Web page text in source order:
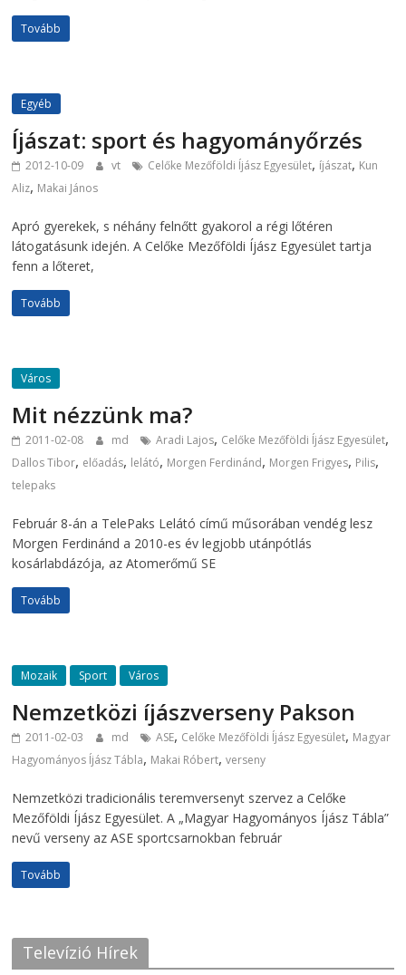
Tovább
Egyéb
Íjászat: sport és hagyományőrzés
2012-10-09 vt Celőke Mezőföldi Íjász Egyesület, íjászat, Kun
Aliz, Makai János
Apró gyerekek, s néhány felnőtt gyakorol a régi lőtéren
látogatásunk idején. A Celőke Mezőföldi Íjász Egyesület tartja
fenn a lőteret,
Tovább
Város
Mit nézzünk ma?
2011-02-08 md Aradi Lajos, Celőke Mezőföldi Íjász Egyesület,
Dallos Tibor, előadás, lelátó, Morgen Ferdinánd, Morgen Frigyes, Pilis,
telepaks
Február 8-án a TelePaks Lelátó című műsorában vendég lesz
Morgen Ferdinánd a 2010-es év legjobb utánpótlás
kosárlabdázója, az Atomerőmű SE
Tovább
Mozaik Sport Város
Nemzetközi íjászverseny Pakson
2011-02-03 md ASE, Celőke Mezőföldi Íjász Egyesület, Magyar
Hagyományos Íjász Tábla, Makai Róbert,verseny
Nemzetközi tradicionális teremversenyt szervez a Celőke
Mezőföldi Íjász Egyesület. A „Magyar Hagyományos Íjász Tábla”
nevű verseny az ASE sportcsarnokban február
Tovább
Televízió Hírek